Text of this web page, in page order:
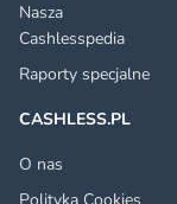
Nasza
Cashlesspedia
Raporty specjalne
CASHLESS.PL
O nas